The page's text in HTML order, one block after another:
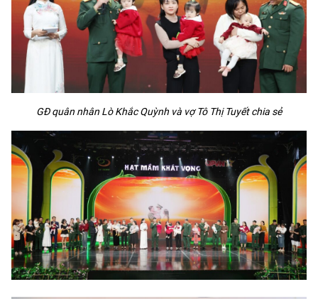
GĐ quân nhân Lò Khắc Quỳnh và vợ Tô Thị Tuyết chia sẻ